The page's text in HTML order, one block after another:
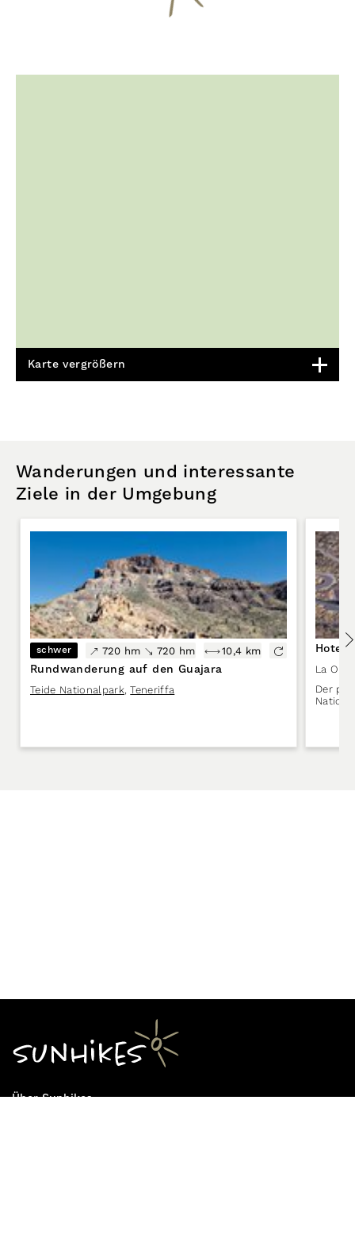
Karte vergrößern
Wanderungen und interessante
Ziele in der Umgebung
schwer 720 hm 720 hm 10,4 km
Rundwanderung auf den Guajara
Teide Nationalpark, Teneriffa
Hotel
La
Der
Über Sunhikes